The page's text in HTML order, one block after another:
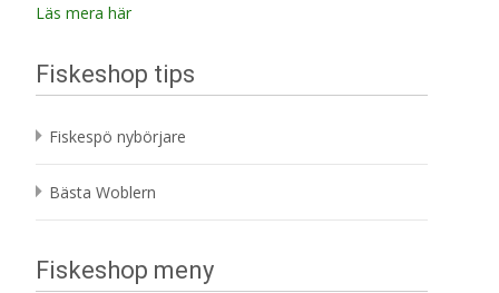
Läs mera här
Fiskeshop tips
Fiskespö nybörjare
Bästa Woblern
Fiskeshop meny